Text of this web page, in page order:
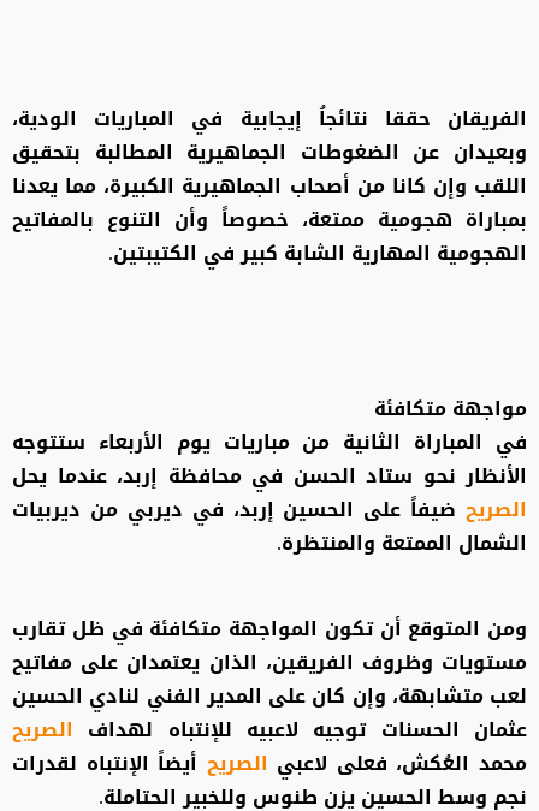
الفريقان حققا نتائجاُ إيجابية في المباريات الودية،
وبعيدان عن الضغوطات الجماهيرية المطالبة بتحقيق
اللقب وإن كانا من أصحاب الجماهيرية الكبيرة، مما يعدنا
بمباراة هجومية ممتعة، خصوصاً وأن التنوع بالمفاتيح
الهجومية المهارية الشابة كبير في الكتيبتين.
مواجهة متكافئة
في المباراة الثانية من مباريات يوم الأربعاء ستتوجه
الأنظار نحو ستاد الحسن في محافظة إربد، عندما يحل
الصريح ضيفاً على الحسين إربد، في ديربي من ديربيات
الشمال الممتعة والمنتظرة.
ومن المتوقع أن تكون المواجهة متكافئة في ظل تقارب
مستويات وظروف الفريقين، الذان يعتمدان على مفاتيح
لعب متشابهة، وإن كان على المدير الفني لنادي الحسين
عثمان الحسنات توجيه لاعبيه للإنتباه لهداف الصريح
محمد العُكش، فعلى لاعبي الصريح أيضاً الإنتباه لقدرات
نجم وسط الحسين يزن طنوس وللخبير الحتاملة.